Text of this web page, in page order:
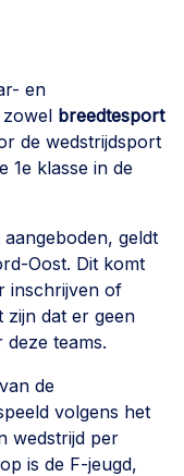
en
breedtesport
de wedstrijdsport
1e klasse in de
geldt
Oost. Dit komt
inschrijven of
zijn dat er geen
teams.
de
volgens het
wedstrijd per
is de F-jeugd,